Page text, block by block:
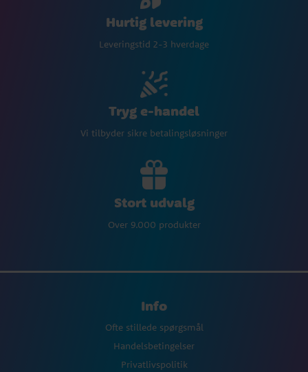
Hurtig levering
Leveringstid 2-3 hverdage
Tryg e-handel
Vi tilbyder sikre betalingsløsninger
Stort udvalg
Over 9.000 produkter
Info
Ofte stillede spørgsmål
Handelsbetingelser
Privatlivspolitik